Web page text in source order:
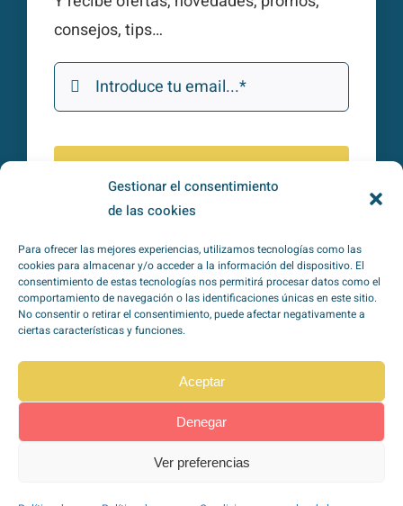
Gestionar el consentimiento
de las cookies
Para ofrecer las mejores experiencias, utilizamos tecnologías como las
cookies para almacenar y/o acceder a la información del dispositivo. El
consentimiento de estas tecnologías nos permitirá procesar datos como el
comportamiento de navegación o las identificaciones únicas en este sitio.
No consentir o retirar el consentimiento, puede afectar negativamente a
ciertas características y funciones.
Aceptar
Denegar
Ver preferencias
consejos, tips…
He leído y acepto lapolítica de
privacidad*
TipoZeroDiabetes enRedes Sociales